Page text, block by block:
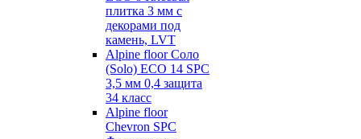
плитка 3 мм с
декорами под
камень, LVT
Alpine floor Соло
(Solo) ECO 14 SPC
3,5 мм 0,4 защита
34 класс
Alpine floor
Chevron SPC